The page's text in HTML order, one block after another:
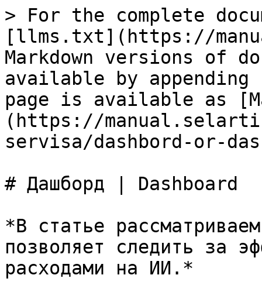
> For the complete
[llms.txt](https://
Markdown versions of
available by
page is available as
(https://
servisa/dashbord-or-
# Дашборд | Dashboard
*В статье
позволяет следить за
расходами на ИИ.*